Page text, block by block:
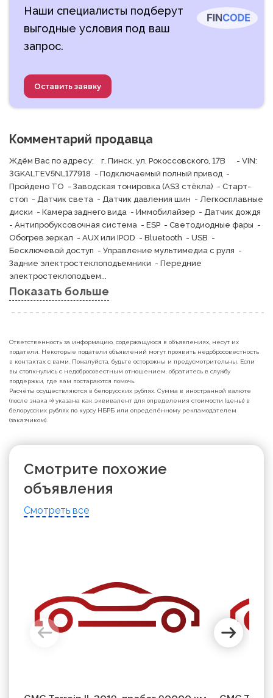
Наши специалисты подберут
выгодные условия под ваш
запрос.
Оставить заявку
Комментарий продавца
Ждём Вас по адресу:    г. Пинск, ул. Рокоссовского, 17В      - VIN:
3GKALTEV5NL177918  - Подключаемый полный привод  -
Пройдено ТО  - Заводская тонировка (AS3 стёкла)  - Старт-
стоп  - Датчик света  - Датчик давления шин  - Легкосплавные
диски  - Камера заднего вида  - Иммобилайзер  - Датчик дождя
- Антипробуксовочная система  - ESP  - Светодиодные фары  -
Обогрев зеркал  - AUX или IPOD  - Bluetooth  - USB  -
Бесключевой доступ  - Управление мультимедиа с руля  -
Задние электростеклоподъемники  - Передние
электростеклоподъем...
Показать больше
Ответственность за информацию, содержащуюся в объявлениях, несут их
податели. Некоторые податели объявлений могут проявить недобросовестность
в контактах с вами. Пожалуйста, будьте осторожны и предусмотрительны. Если
вы столкнулись с недобросовестным отношением, обратитесь в службу
поддержки, где вам постараются помочь.
Расчёты осуществляются в белорусских рублях. Сумма в иностранной валюте
(после знака ≈) указана как эквивалент для определения стоимости (цены) в
белорусских рублях по курсу НБРБ или определённому рекламодателем
(заказчиком).
Смотрите похожие
объявления
Смотреть все